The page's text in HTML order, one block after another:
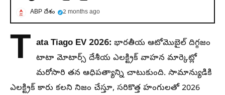
ABP దేశం 2 months ago
T ata Tiago EV 2026: భారతీయ ఆటోమొబైల్ దిగ్గజం
టాటా మోటార్స్ దేశీయ ఎలక్ట్రిక్ వాహన మార్కెట్లో
మరోసారి తన ఆధిపత్యాన్ని చాటుకుంది. సామాన్యుడికి
ఎలక్ట్రిక్ కారు కలని నిజం చేస్తూ, సరికొత్త హంగులతో 2026